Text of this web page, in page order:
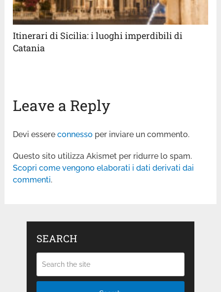
Itinerari di Sicilia: i luoghi imperdibili di
Catania
Leave a Reply
Devi essereconnesso per inviare un commento.
Questo sito utilizza Akismet per ridurre lo spam.
Scopri come vengono elaborati i dati derivati dai
commenti.
SEARCH